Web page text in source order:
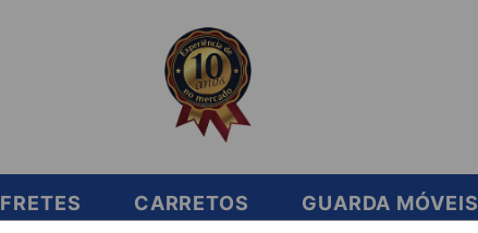
FRETES CARRETOS GUARDA MÓVEIS